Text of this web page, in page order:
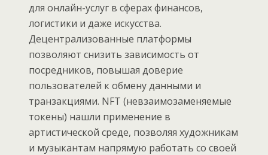
для онлайн-услуг в сферах финансов,
логистики и даже искусства.
Децентрализованные платформы
позволяют снизить зависимость от
посредников, повышая доверие
пользователей к обмену данными и
транзакциями. NFT (невзаимозаменяемые
токены) нашли применение в
артистической среде, позволяя художникам
и музыкантам напрямую работать со своей